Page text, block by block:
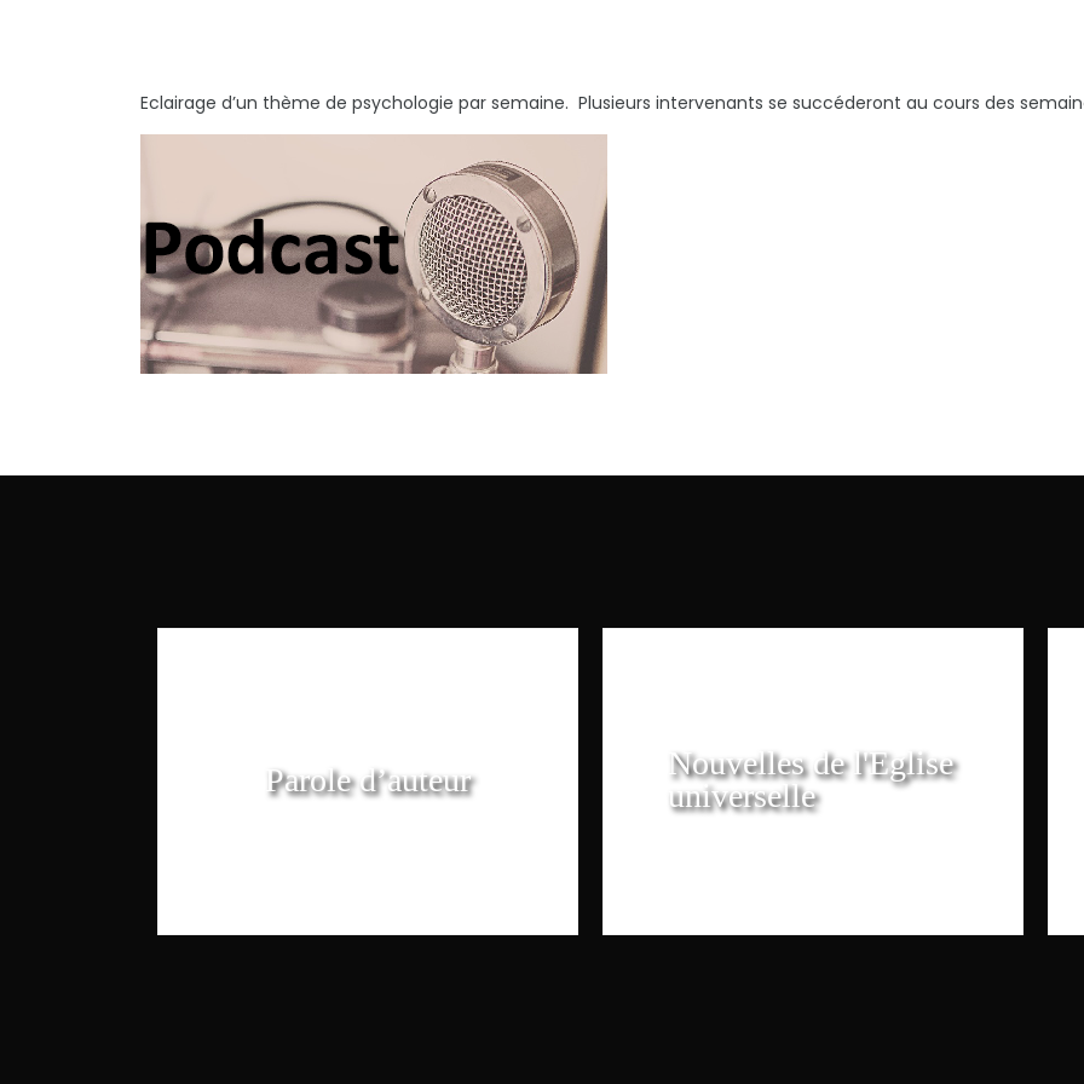
Eclairage d’un thème de psychologie par semaine. Plusieurs intervenants se succéderont au cours des
Parole d’auteur
Nouvelles de l'Eglise
universelle